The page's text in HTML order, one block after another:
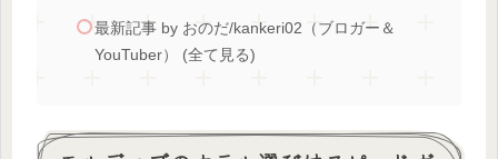
最新記事 by おのだ/kankeri02（ブロガー＆
YouTuber） (全て見る)